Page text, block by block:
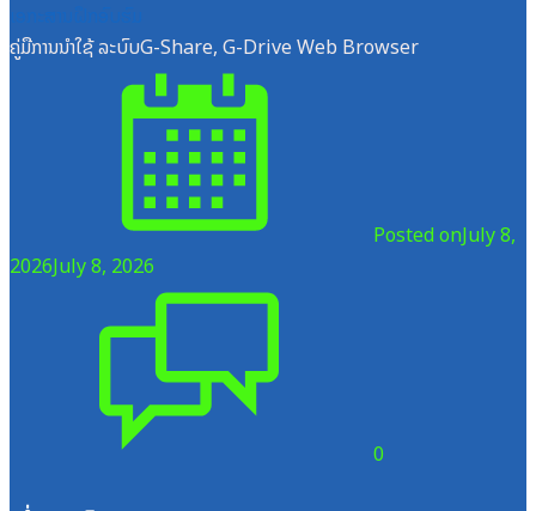
ຄູ່ມືການນຳໃຊ້ ລະບົບG-Share, G-Drive Web Browser
Posted onJuly 8,
2026July 8, 2026
0